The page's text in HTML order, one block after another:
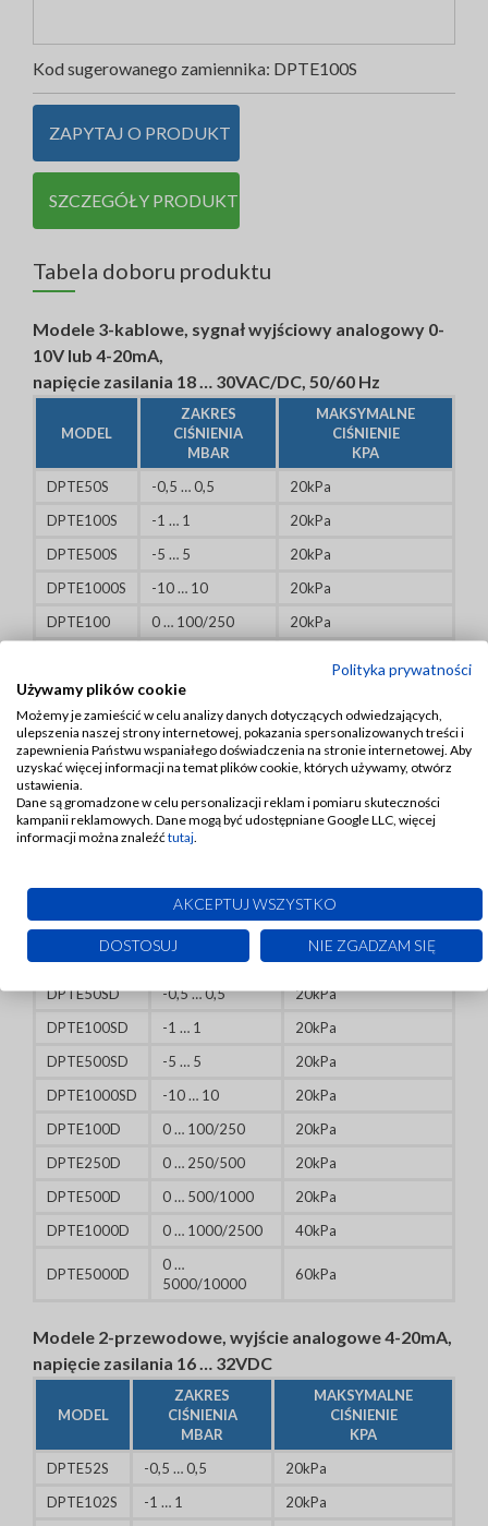
Kod sugerowanego zamiennika: DPTE100S
ZAPYTAJ O PRODUKT
SZCZEGÓŁY PRODUKTU
Tabela doboru produktu
Modele 3-kablowe, sygnał wyjściowy analogowy 0-
10V lub 4-20mA,
napięcie zasilania 18 … 30VAC/DC, 50/60 Hz
MODEL
ZAKRES
CIŚNIENIA
MBAR
MAKSYMALNE
CIŚNIENIE
KPA
DPTE50S
-0,5 … 0,5
20kPa
DPTE100S
-1 … 1
20kPa
DPTE500S
-5 … 5
20kPa
DPTE1000S
-10 … 10
20kPa
DPTE100
0 … 100/250
20kPa
DPTE500
0 … 500/1000
DPTE1000
0 … 1000/2500
40kPa
DPTE5000
0 … 5000/10000 60kPa
Modele 3-kablowe, sygnał wyjściowy analogowy 0-
10V lub 4-20mA,
diodowym
MODEL
ZAKRES
MBAR
MAKSYMALNE
CIŚNIENIE
KPA
DPTE50SD
-0,5 … 0,5
20kPa
DPTE100SD
-1 … 1
20kPa
DPTE500SD
-5 … 5
20kPa
DPTE1000SD
-10 … 10
20kPa
DPTE100D
0 … 100/250
20kPa
DPTE250D
0 … 250/500
20kPa
DPTE500D
0 … 500/1000
20kPa
DPTE1000D
0 … 1000/2500 40kPa
DPTE5000D
0 …
5000/10000
60kPa
Modele 2-przewodowe, wyjście analogowe 4-20mA,
napięcie zasilania 16 … 32VDC
MODEL
ZAKRES
CIŚNIENIA
MBAR
MAKSYMALNE
CIŚNIENIE
KPA
DPTE52S
-0,5 … 0,5
20kPa
DPTE102S
-1 … 1
20kPa
Polityka prywatności
Używamy plików cookie
Możemy je zamieścić w celu analizy danych dotyczących odwiedzających,
ulepszenia naszej strony internetowej, pokazania spersonalizowanych treści i
zapewnienia Państwu wspaniałego doświadczenia na stronie internetowej. Aby
uzyskać więcej informacji na temat plików cookie, których używamy, otwórz
ustawienia.
Dane są gromadzone w celu personalizacji reklam i pomiaru skuteczności
kampanii reklamowych. Dane mogą być udostępniane Google LLC, więcej
informacji można znaleźć tutaj
AKCEPTUJ WSZYSTKO
DOSTOSUJ NIE ZGADZAM SIĘ